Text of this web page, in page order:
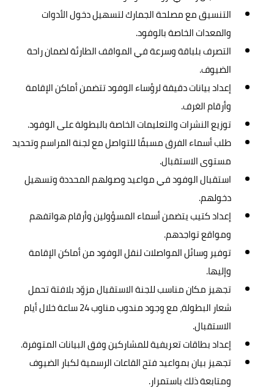
التنسيق مع مصلحة الجمارك لتسهيل دخول الأدوات
والمعدات الخاصة بالوفود.
التصرف بلباقة وسرعة في المواقف الطارئة لضمان راحة
الضيوف.
إعداد بيانات دقيقة لرؤساء الوفود تتضمن أماكن الإقامة
وأرقام الغرف.
توزيع النشرات والتعليمات الخاصة بالبطولة على الوفود.
طلب أسماء الفرق مسبقًا للتواصل مع لجنة المراسم وتحديد
مستوى الاستقبال.
استقبال الوفود في مواعيد وصولهم المحددة وتسهيل
دخولهم.
إعداد كتيب يتضمن أسماء المسؤولين وأرقام هواتفهم
ومواقع تواجدهم.
توفير وسائل المواصلات لنقل الوفود من أماكن الإقامة
وإليها.
تجهيز مكان مناسب للجنة الاستقبال مزوّد بلافتة تحمل
شعار البطولة، مع وجود مندوب مناوب 24 ساعة خلال أيام
الاستقبال.
إعداد بطاقات تعريفية للمشاركين وفق البيانات المتوفرة.
تجهيز بيان بمواعيد فتح القاعات الرسمية لكبار الضيوف
ومتابعة ذلك باستمرار.